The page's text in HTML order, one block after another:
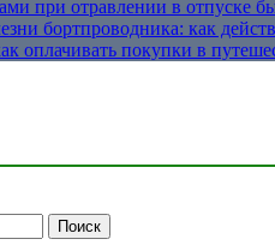
при отравлении в отпуске
бортпроводника: как
оплачивать покупки в